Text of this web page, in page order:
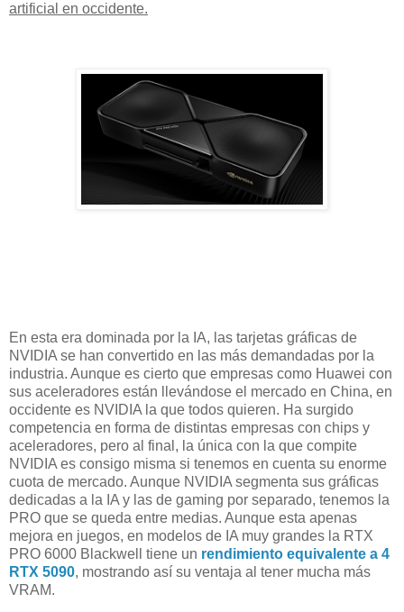
artificial en occidente.
En esta era dominada por la IA, las tarjetas gráficas de
NVIDIA se han convertido en las más demandadas por la
industria. Aunque es cierto que empresas como Huawei con
sus aceleradores están llevándose el mercado en China, en
occidente es NVIDIA la que todos quieren. Ha surgido
competencia en forma de distintas empresas con chips y
aceleradores, pero al final, la única con la que compite
NVIDIA es consigo misma si tenemos en cuenta su enorme
cuota de mercado. Aunque NVIDIA segmenta sus gráficas
dedicadas a la IA y las de gaming por separado, tenemos la
PRO que se queda entre medias. Aunque esta apenas
mejora en juegos, en modelos de IA muy grandes la RTX
PRO 6000 Blackwell tiene un rendimiento equivalente a 4
RTX 5090, mostrando así su ventaja al tener mucha más
VRAM.